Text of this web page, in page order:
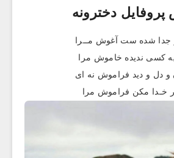
دخترونه
جدا شده ست آغوش مــرا
کسی ندیده خاموش مرا
و دل و دید فراموش نه ای
خـدا مکن فراموش مرا